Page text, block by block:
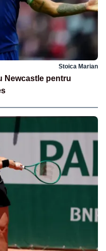
Stoica Marian
Newcastle pentru